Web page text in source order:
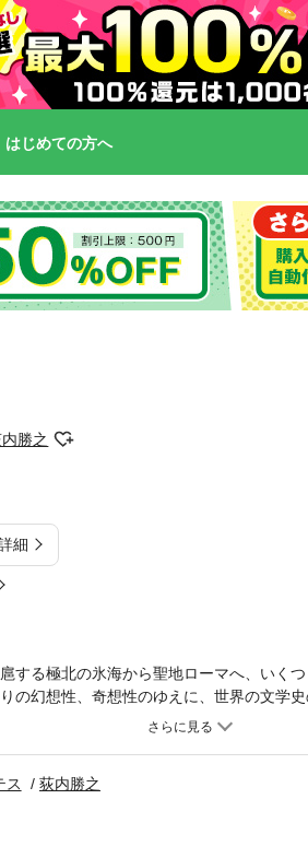
はじめての方へ
勝之
細
する極北の氷海から聖地ローマへ、いく
幻想性、奇想性のゆえに、世界の文学史
ス
荻内勝之